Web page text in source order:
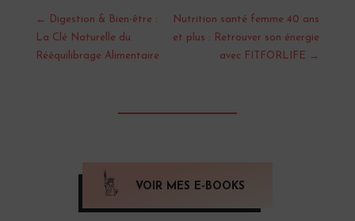
←
Digestion & Bien-être :
La Clé Naturelle du
Rééquilibrage Alimentaire
Nutrition santé femme 40 ans
et plus : Retrouver son énergie
avec FITFORLIFE →
VOIR MES E-BOOKS